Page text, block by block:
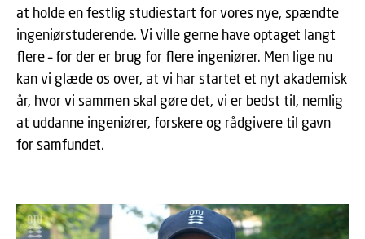
at holde en festlig studiestart for vores nye, spændte
ingeniørstuderende. Vi ville gerne have optaget langt
flere – for der er brug for flere ingeniører. Men lige nu
kan vi glæde os over, at vi har startet et nyt akademisk
år, hvor vi sammen skal gøre det, vi er bedst til, nemlig
at uddanne ingeniører, forskere og rådgivere til gavn
for samfundet.